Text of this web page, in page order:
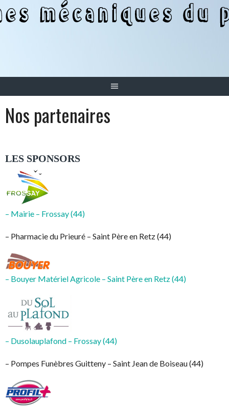
au
Nos partenaires
LES SPONSORS
– Mairie – Frossay (44)
– Pharmacie du Prieuré – Saint Père en Retz (44)
– Bouyer Matériel Agricole – Saint Père en Retz (44)
– Dusolauplafond – Frossay (44)
– Pompes Funèbres Guitteny – Saint Jean de Boiseau (44)